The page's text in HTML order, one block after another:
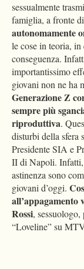
sessualmente
famiglia, a fronte
autonomamente
le cose in teoria,
conseguenza.
importantissimo
giovani non ne ha
Generazione Z
sempre più
riproduttiva.
disturbi della sfera
Presidente SIA e
II di Napoli. Infatti,
astinenza sono
giovani d’oggi.
all’appagamento
Rossi,
“Loveline” su